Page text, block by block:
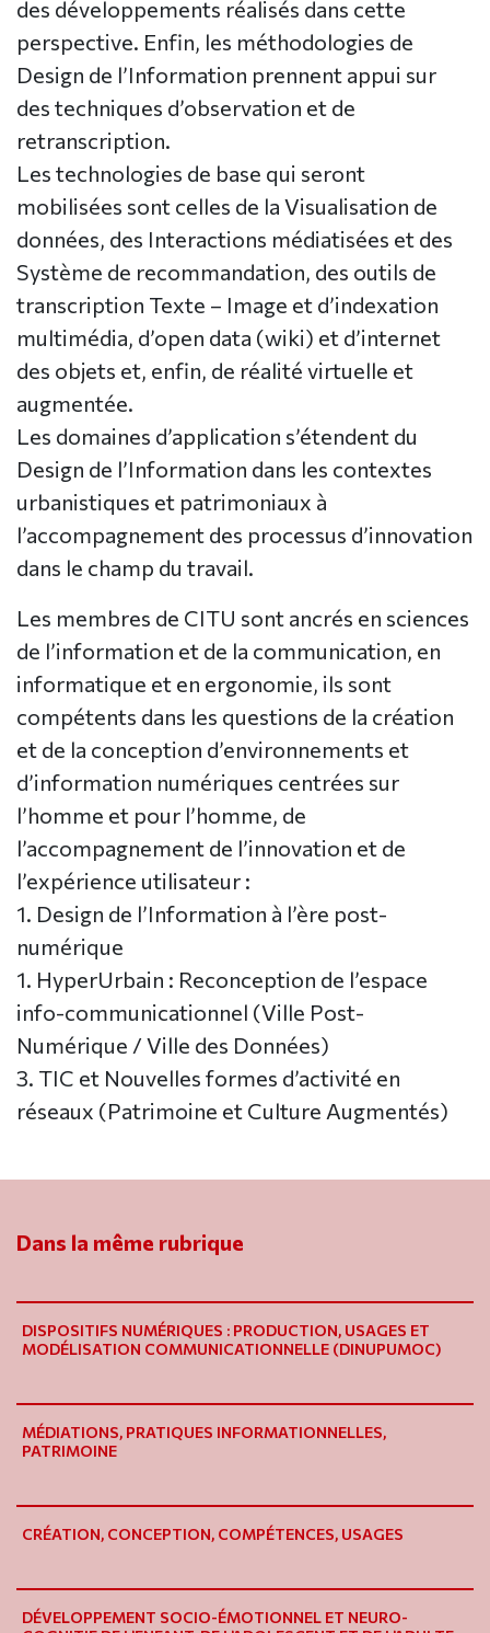
des développements réalisés dans cette
perspective. Enfin, les méthodologies de
Design de l’Information prennent appui sur
des techniques d’observation et de
retranscription.
Les technologies de base qui seront
mobilisées sont celles de la Visualisation de
données, des Interactions médiatisées et des
Système de recommandation, des outils de
transcription Texte – Image et d’indexation
multimédia, d’open data (wiki) et d’internet
des objets et, enfin, de réalité virtuelle et
augmentée.
Les domaines d’application s’étendent du
Design de l’Information dans les contextes
urbanistiques et patrimoniaux à
l’accompagnement des processus d’innovation
dans le champ du travail.
Les membres de CITU sont ancrés en sciences
de l’information et de la communication, en
informatique et en ergonomie, ils sont
compétents dans les questions de la création
et de la conception d’environnements et
d’information numériques centrées sur
l’homme et pour l’homme, de
l’accompagnement de l’innovation et de
l’expérience utilisateur :
1. Design de l’Information à l’ère post-
numérique
1. HyperUrbain : Reconception de l’espace
info-communicationnel (Ville Post-
Numérique / Ville des Données)
3. TIC et Nouvelles formes d’activité en
réseaux (Patrimoine et Culture Augmentés)
Dans la même rubrique
DISPOSITIFS NUMÉRIQUES : PRODUCTION, USAGES ET
MODÉLISATION COMMUNICATIONNELLE (DINUPUMOC)
MÉDIATIONS, PRATIQUES INFORMATIONNELLES,
PATRIMOINE
CRÉATION, CONCEPTION, COMPÉTENCES, USAGES
DÉVELOPPEMENT SOCIO-ÉMOTIONNEL ET NEURO-